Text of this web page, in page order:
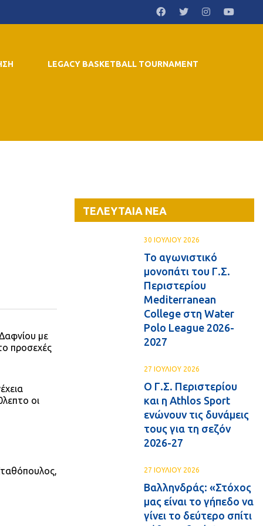
LEGACY BASKETBALL TOURNAMENT
με
προσεχές
οι
ΤΕΛΕΥΤΑΙΑ ΝΕΑ
30 ΙΟΥΛΙΟΥ 2026
Το αγωνιστικό
μονοπάτι του Γ.Σ.
Περιστερίου
Mediterranean
College στη Water
Polo League 2026-
2027
27 ΙΟΥΛΙΟΥ 2026
Ο Γ.Σ. Περιστερίου
και η Athlos Sport
ενώνουν τις δυνάμεις
τους για τη σεζόν
2026-27
27 ΙΟΥΛΙΟΥ 2026
Βαλληνδράς: «Στόχος
μας είναι το γήπεδο να
γίνει το δεύτερο σπίτι